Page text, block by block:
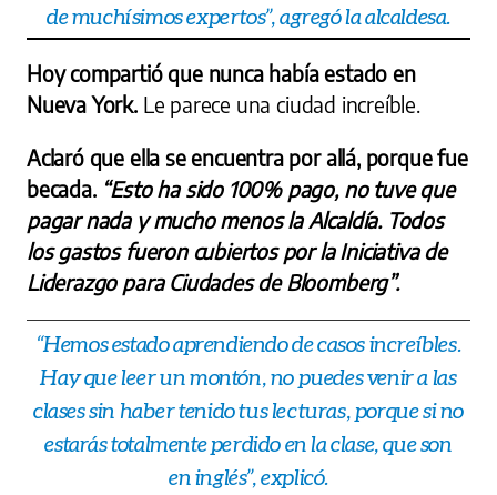
de muchísimos expertos”, agregó la alcaldesa.
Hoy compartió que nunca había estado en
Nueva York.Le parece una ciudad increíble.
Aclaró que ella se encuentra por allá, porque fue
becada. “Esto ha sido 100% pago, no tuve que
pagar nada y mucho menos la Alcaldía. Todos
los gastos fueron cubiertos por la Iniciativa de
Liderazgo para Ciudades de Bloomberg”.
“Hemos estado aprendiendo de casos increíbles.
Hay que leer un montón, no puedes venir a las
clases sin haber tenido tus lecturas, porque si no
estarás totalmente perdido en la clase, que son
en inglés”, explicó.